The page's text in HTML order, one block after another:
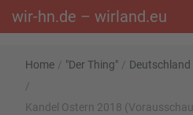
wir-hn.de – wirland.eu
Home / "Der Thing" / Deutschland
/
Kandel Ostern 2018